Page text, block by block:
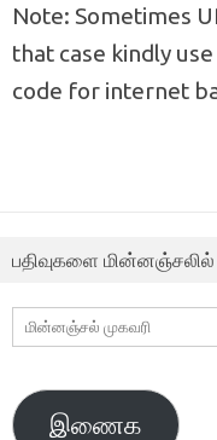
Note: Sometimes
that case kindly
code for internet
பதிவுகளை மின்னஞ்சலில்
மின்னஞ்சல்
முகவரி
இணைக